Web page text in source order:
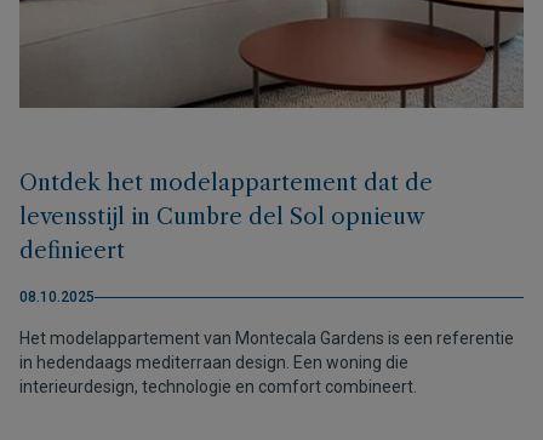
Ontdek het modelappartement dat de
levensstijl in Cumbre del Sol opnieuw
definieert
08.10.2025
Het modelappartement van Montecala Gardens is een referentie
in hedendaags mediterraan design. Een woning die
interieurdesign, technologie en comfort combineert.